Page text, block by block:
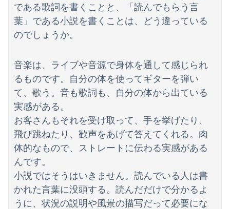
である歌詞を書くことと、「読んでもらう言
葉」である小説を書くことは、どう違っている
のでしょうか。
音楽は、ライブや音源で身体を通して感じられ
るものです。自分の体を使ってギターを弾い
て、歌う。音も歌詞も、自分の体から出ている
実感がある。
お客さんもそれを受け取って、手を挙げたり、
飛び跳ねたり、歓声をあげて答えてくれる。肉
体的なもので、ストレートに伝わる実感がある
んです。
小説ではそうはいきません。読んでいる人は書
かれた言葉に没頭する。読んだだけで分かるよ
うに、状況の説明や風景の描写だって必要にな